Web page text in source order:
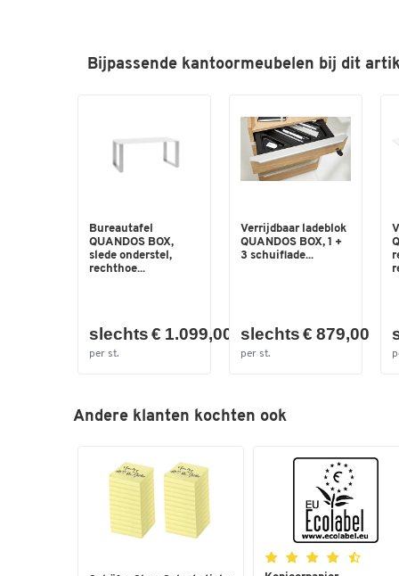
Bijpassende kantoormeubelen bij dit
Bureautafel
QUANDOS BOX,
slede onderstel,
rechthoe...
slechts € 1.099,00
per st.
Verrijdbaar ladeblok
QUANDOS BOX, 1 +
3 schuiflade...
slechts € 879,00
per st.
Andere klanten kochten ook